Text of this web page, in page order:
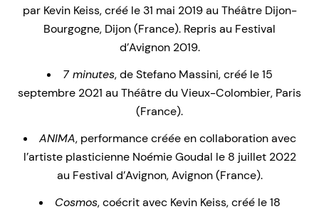
par Kevin Keiss, créé le 31 mai 2019 au Théâtre Dijon-
Bourgogne, Dijon (France). Repris au Festival
d’Avignon 2019.
7 minutes, de Stefano Massini, créé le 15
septembre 2021 au Théâtre du Vieux-Colombier, Paris
(France).
ANIMA, performance créée en collaboration avec
l’artiste plasticienne Noémie Goudal le 8 juillet 2022
au Festival d’Avignon, Avignon (France).
Cosmos, coécrit avec Kevin Keiss, créé le 18